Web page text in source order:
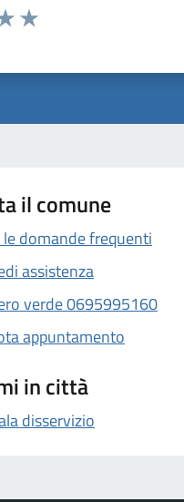
il comune
le domande frequenti
assistenza
verde 0695995160
appuntamento
in città
disservizio